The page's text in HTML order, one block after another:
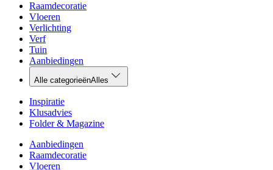
Raamdecoratie
Vloeren
Verlichting
Verf
Tuin
Aanbiedingen
Alle categorieënAlles
Inspiratie
Klusadvies
Folder & Magazine
Aanbiedingen
Raamdecoratie
Vloeren